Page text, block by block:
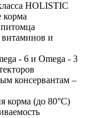
HOLISTIC
корма
питомца
витаминов и
- 6 и Omega - 3
консервантам –
корма (до 80°С)